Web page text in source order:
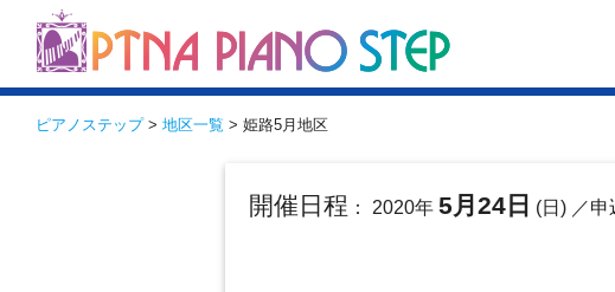
ピアノステップ> 地区一覧 > 姫路5月地区
開催日程 ： 2020年5月24日 (日) ／